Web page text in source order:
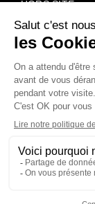
HORS SITE
HORS SITE